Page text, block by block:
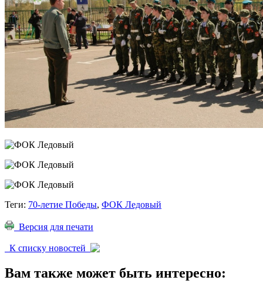
Теги: 70-летие Победы, ФОК Ледовый
Версия для печати
К списку новостей
Вам также может быть интересно: